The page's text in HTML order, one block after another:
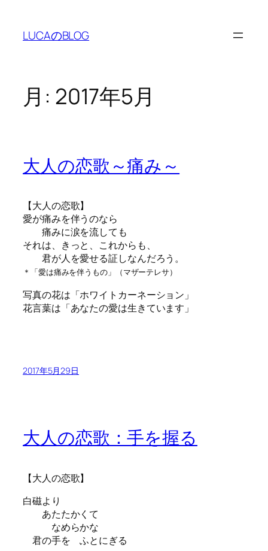
LUCAのBLOG
月: 2017年5月
大人の恋歌～痛み～
【大人の恋歌】
愛が痛みを伴うのなら
痛みに涙を流しても
それは、きっと、これからも、
君が人を愛せる証しなんだろう。
＊「愛は痛みを伴うもの」（マザーテレサ）
写真の花は「ホワイトカーネーション」
花言葉は「あなたの愛は生きています」
2017年5月29日
大人の恋歌：手を握る
【大人の恋歌】
白磁より
あたたかくて
なめらかな
君の手を ふとにぎる